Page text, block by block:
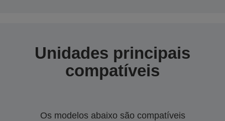
Unidades principais
compatíveis
Os modelos abaixo são compatíveis